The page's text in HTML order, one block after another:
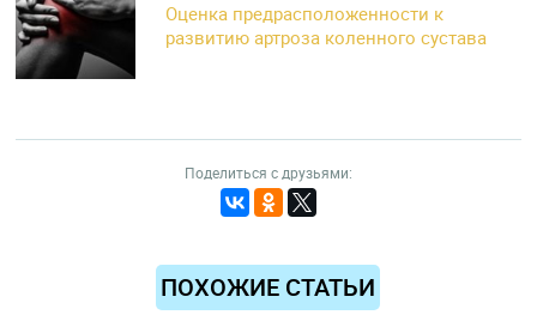
Оценка предрасположенности к
развитию артроза коленного сустава
Поделиться с друзьями:
ПОХОЖИЕ СТАТЬИ